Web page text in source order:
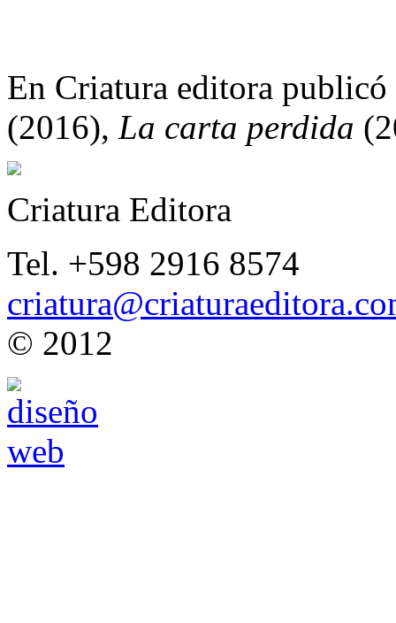
En Criatura editora
(2016), La carta perdida
Criatura Editora
Tel. +598 2916 8574
© 2012